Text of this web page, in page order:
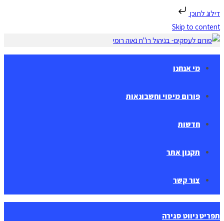
דילוג לתוכן
Skip to content
מי אנחנו
פורום מיסוי וחשבונאות
חדשות
תקנון אתר
צור קשר
תפריט ניווט סגירה